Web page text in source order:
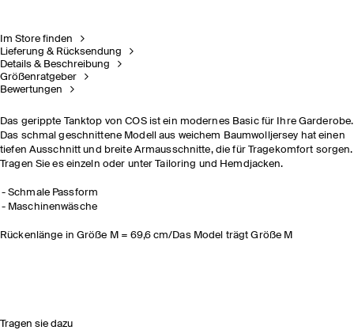
Im Store finden
Lieferung & Rücksendung
Details & Beschreibung
Größenratgeber
Bewertungen
Das gerippte Tanktop von COS ist ein modernes Basic für Ihre Garderobe.
Das schmal geschnittene Modell aus weichem Baumwolljersey hat einen
tiefen Ausschnitt und breite Armausschnitte, die für Tragekomfort sorgen.
Tragen Sie es einzeln oder unter Tailoring und Hemdjacken.
Schmale Passform
Maschinenwäsche
Rückenlänge in Größe M = 69,6 cm/Das Model trägt Größe M
Tragen sie dazu